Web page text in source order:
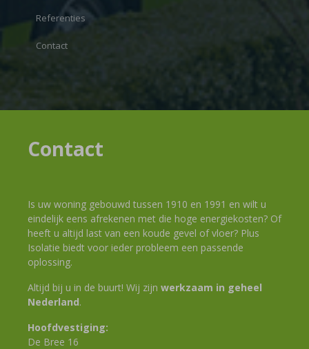
Referenties
Contact
Contact
Is uw woning gebouwd tussen 1910 en 1991 en wilt u
eindelijk eens afrekenen met die hoge energiekosten? Of
heeft u altijd last van een koude gevel of vloer? Plus
Isolatie biedt voor ieder probleem een passende
oplossing.
Altijd bij u in de buurt! Wij zijn werkzaam in geheel
Nederland.
Hoofdvestiging:
De Bree 16